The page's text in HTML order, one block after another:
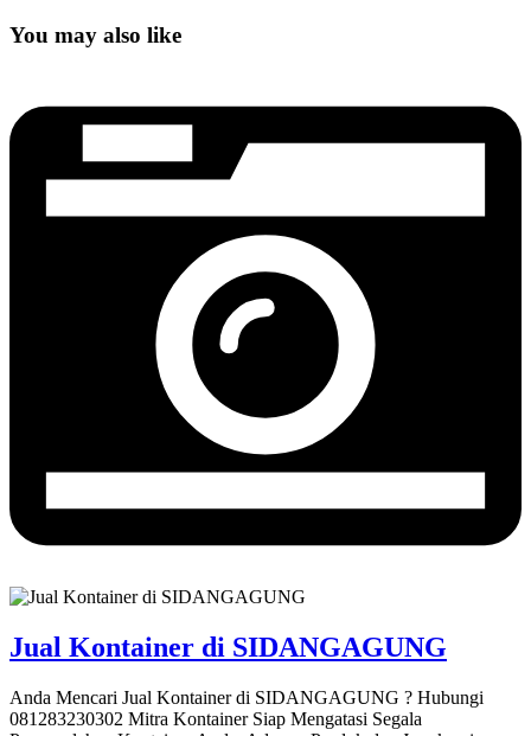
You may also like
Jual Kontainer di SIDANGAGUNG
Anda Mencari Jual Kontainer di SIDANGAGUNG ? Hubungi
081283230302 Mitra Kontainer Siap Mengatasi Segala